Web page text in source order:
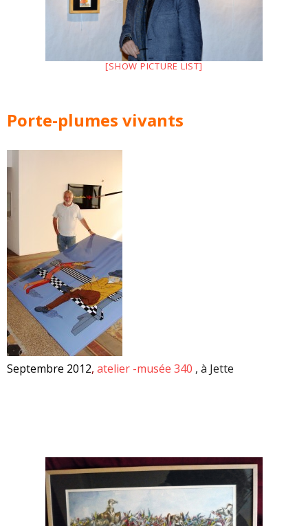
[SHOW PICTURE LIST]
Porte-plumes vivants
Septembre 2012, atelier -musée 340 , à Jette